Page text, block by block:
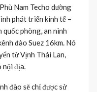
Nam Techo dường
phát triển kinh tế –
quốc phòng, an ninh
đào Suez 16km. Nó
từ Vịnh Thái Lan,
nội địa.
đào sẽ chỉ được sử